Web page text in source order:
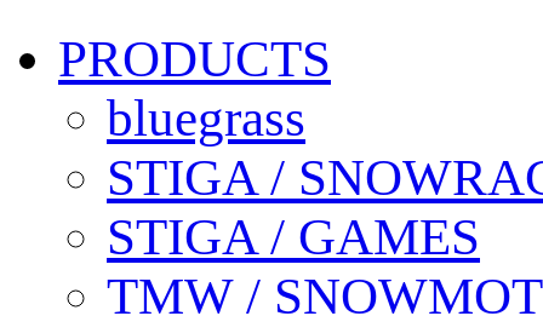
PRODUCTS
bluegrass
STIGA /
STIGA / GAMES
TMW /